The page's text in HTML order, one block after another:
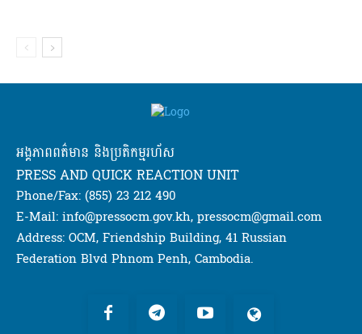
អង្គភាពពត៌មាន និងប្រតិកម្មរហ័ស
PRESS AND QUICK REACTION UNIT
Phone/Fax: (855) 23 212 490
E-Mail: info@pressocm.gov.kh, pressocm@gmail.com
Address: OCM, Friendship Building, 41 Russian
Federation Blvd Phnom Penh, Cambodia.